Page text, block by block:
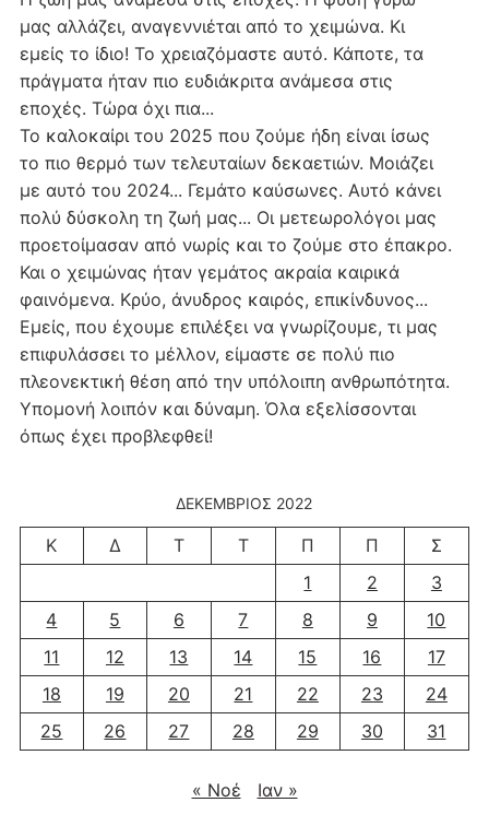
μας αλλάζει, αναγεννιέται από το χειμώνα. Κι
εμείς το ίδιο! Το χρειαζόμαστε αυτό. Κάποτε, τα
πράγματα ήταν πιο ευδιάκριτα ανάμεσα στις
εποχές. Τώρα όχι πια...
Το καλοκαίρι του 2025 που ζούμε ήδη είναι ίσως
το πιο θερμό των τελευταίων δεκαετιών. Μοιάζει
με αυτό του 2024... Γεμάτο καύσωνες. Αυτό κάνει
πολύ δύσκολη τη ζωή μας... Οι μετεωρολόγοι μας
προετοίμασαν από νωρίς και το ζούμε στο έπακρο.
Και ο χειμώνας ήταν γεμάτος ακραία καιρικά
φαινόμενα. Κρύο, άνυδρος καιρός, επικίνδυνος...
Εμείς, που έχουμε επιλέξει να γνωρίζουμε, τι μας
επιφυλάσσει το μέλλον, είμαστε σε πολύ πιο
πλεονεκτική θέση από την υπόλοιπη ανθρωπότητα.
Υπομονή λοιπόν και δύναμη. Όλα εξελίσσονται
όπως έχει προβλεφθεί!
ΔΕΚΈΜΒΡΙΟΣ 2022
Κ Δ Τ Τ Π Π
Σ
1
2
3
4
5 6 7 8 9
10
11
12 13 14 15 16
17
18
19 20 21 22 23
24
25
26 27 28 29 30 31
« Νοέ Ιαν »